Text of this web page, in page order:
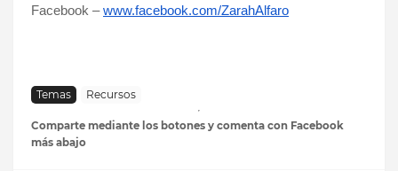
Facebook – www.facebook.com/ZarahAlfaro
Temas Recursos
Comparte mediante los botones y comenta con Facebook
más abajo